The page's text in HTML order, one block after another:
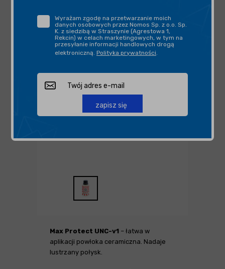
Max Protect UNC-v1 – łatwa w
aplikacji powłoka ceramiczna. Nadaje
lustrzany połysk.
Wyrażam zgodę na przetwarzanie moich
danych osobowych przez Nomos Sp. z o.o. Sp.
K. z siedzibą w Straszynie (Agrestowa 1,
Rekcin) w celach marketingowych, w tym na
przesyłanie informacji handlowych drogą
elektroniczną. Polityka prywatności.
zapisz się